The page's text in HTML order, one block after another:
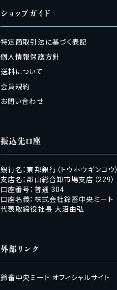
ショップガイド
特定商取引法に基づく表記
個人情報保護方針
送料について
会員規約
お問い合わせ
振込先口座
銀行名：東邦銀行（トウホウギンコウ）
支店名：郡山総合卸市場支店（229）
口座番号：普通 304
口座名義：株式会社鈴畜中央ミート
代表取締役社長 大沼由弘
外部リンク
鈴畜中央ミート オフィシャルサイト